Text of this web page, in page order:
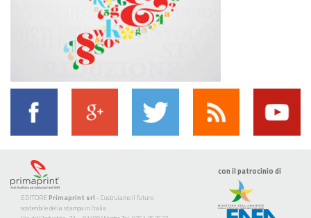
EDITORE Primaprint srl - Costruiamo il futuro
sostenibile della stampa in Italia
con il patrocinio di